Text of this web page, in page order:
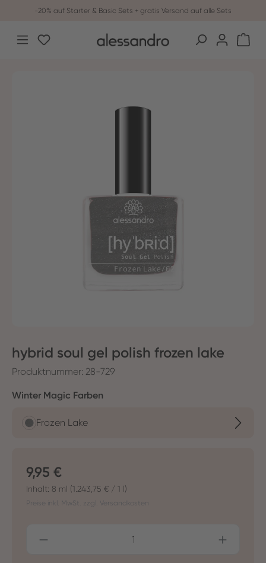
Zum Hauptinhalt springen
-20% auf Starter & Basic Sets + gratis Versand auf alle Sets
Du hast 0 Produkte auf dem Merkzettel
hybrid soul gel polish frozen lake
Produktnummer: 28-729
Winter Magic Farben
Frozen Lake
Regulärer Preis:
9,95 €
Inhalt: 8 ml (1.243,75 € / 1 l)
Preise inkl. MwSt. zzgl. Versandkosten
Produkt Anzahl: Gib den gewünschten